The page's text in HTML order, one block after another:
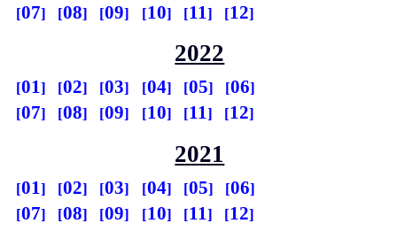
07
08 09 10 11 12
2022
01 02 03 04 05
06
07
08 09 10 11 12
2021
01 02 03 04 05
06
07
08 09 10 11 12